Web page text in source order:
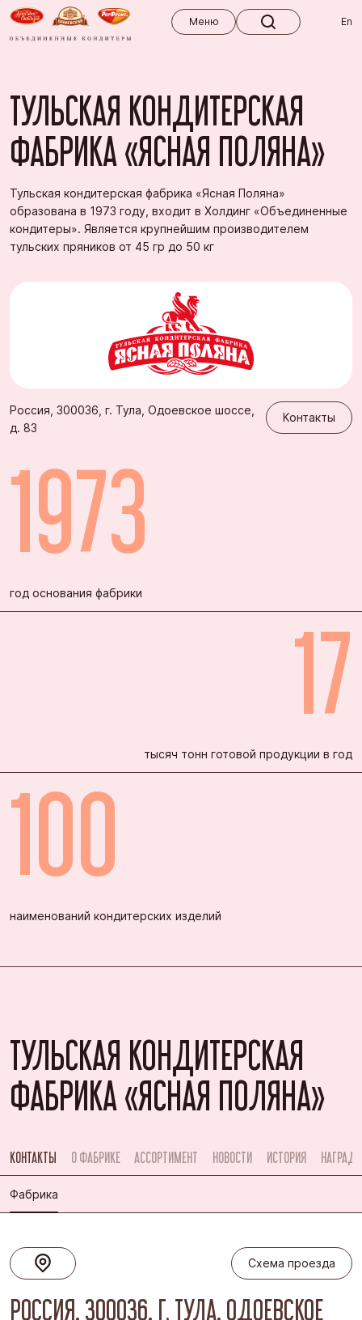
Меню
En
ТУЛЬСКАЯ КОНДИТЕРСКАЯ
ФАБРИКА «ЯСНАЯ ПОЛЯНА»
Тульская кондитерская фабрика «Ясная Поляна»
образована в 1973 году, входит в Холдинг «Объединенные
кондитеры». Является крупнейшим производителем
тульских пряников от 45 гр до 50 кг
Россия, 300036, г. Тула, Одоевское шоссе,
д. 83
Контакты
1973
год основания фабрики
17
тысяч тонн готовой продукции в год
100
наименований кондитерских изделий
ТУЛЬСКАЯ КОНДИТЕРСКАЯ
ФАБРИКА «ЯСНАЯ ПОЛЯНА»
КОНТАКТЫ О ФАБРИКЕ АССОРТИМЕНТ НОВОСТИ ИСТОРИЯ
Фабрика
РОССИЯ, 300036, Г. ТУЛА, ОДОЕВСКОЕ
Схема проезда